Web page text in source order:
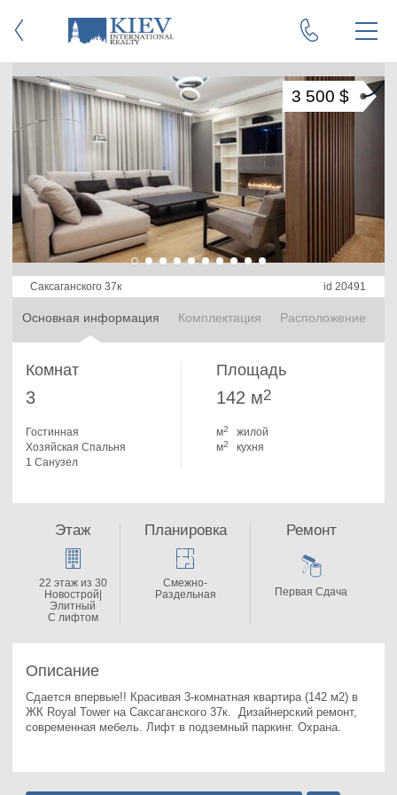
Саксаганского 37к id 20491
Основная информация Комплектация Расположение
3 500 $
Комнат
3
Гостинная
Хозяйская Спальня
1 Санузел
Площадь
142 м2
м2
жилой
м2 кухня
Описание
Сдается впервые!! Красивая 3-комнатная квартира (142 м2) в
ЖК Royal Tower на Саксаганского 37к. Дизайнерский ремонт,
современная мебель. Лифт в подземный паркинг. Охрана.
Этаж
22 этаж из 30
Новострой|
Элитный
С лифтом
Планировка
Смежно-
Раздельная
Ремонт
Первая Сдача